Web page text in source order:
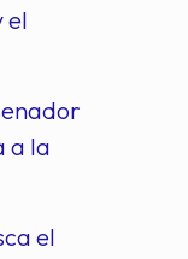
el
a la
el